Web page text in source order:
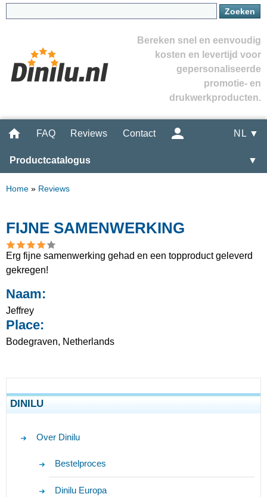
Bereken snel en eenvoudig
kosten en levertijd voor
gepersonaliseerde
promotie- en
drukwerkproducten.
FAQ Reviews Contact NL ▼
Productcatalogus ▼
Home » Reviews
FIJNE SAMENWERKING
Erg fijne samenwerking gehad en een topproduct geleverd
gekregen!
Naam:
Jeffrey
Place:
Bodegraven, Netherlands
DINILU
Over Dinilu
Bestelproces
Dinilu Europa